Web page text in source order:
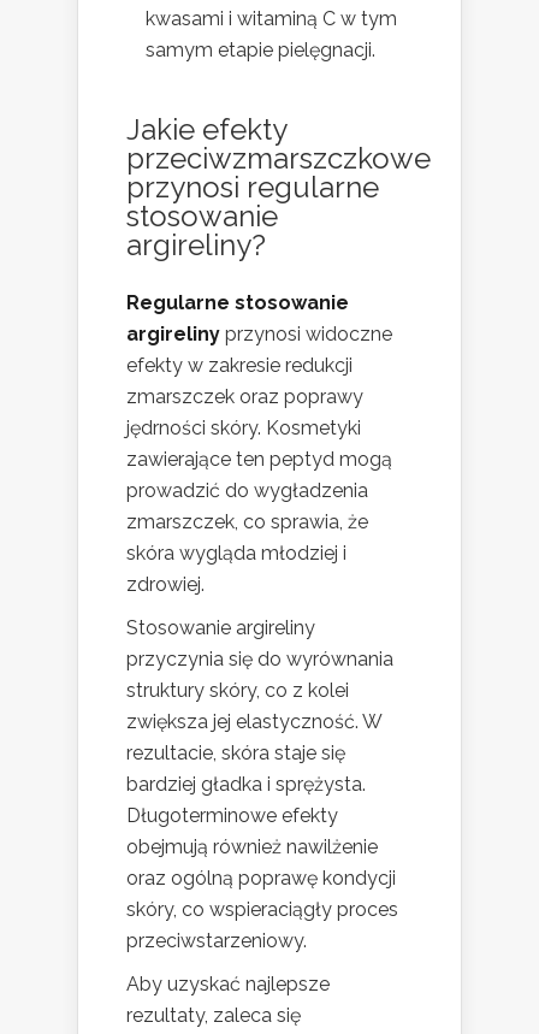
kwasami i witaminą C w tym
samym etapie pielęgnacji.
Jakie efekty
przeciwzmarszczkowe
przynosi regularne
stosowanie
argireliny?
Regularne stosowanie
argireliny przynosi widoczne
efekty w zakresie redukcji
zmarszczek oraz poprawy
jędrności skóry. Kosmetyki
zawierające ten peptyd mogą
prowadzić do wygładzenia
zmarszczek, co sprawia, że
skóra wygląda młodziej i
zdrowiej.
Stosowanie argireliny
przyczynia się do wyrównania
struktury skóry, co z kolei
zwiększa jej elastyczność. W
rezultacie, skóra staje się
bardziej gładka i sprężysta.
Długoterminowe efekty
obejmują również nawilżenie
oraz ogólną poprawę kondycji
skóry, co wspieraciągły proces
przeciwstarzeniowy.
Aby uzyskać najlepsze
rezultaty, zaleca się